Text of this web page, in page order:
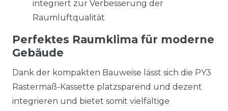
integriert zur Verbesserung der
Raumluftqualität
Perfektes Raumklima für moderne
Gebäude
Dank der kompakten Bauweise lässt sich die PY3
Rastermaß-Kassette platzsparend und dezent
integrieren und bietet somit vielfältige